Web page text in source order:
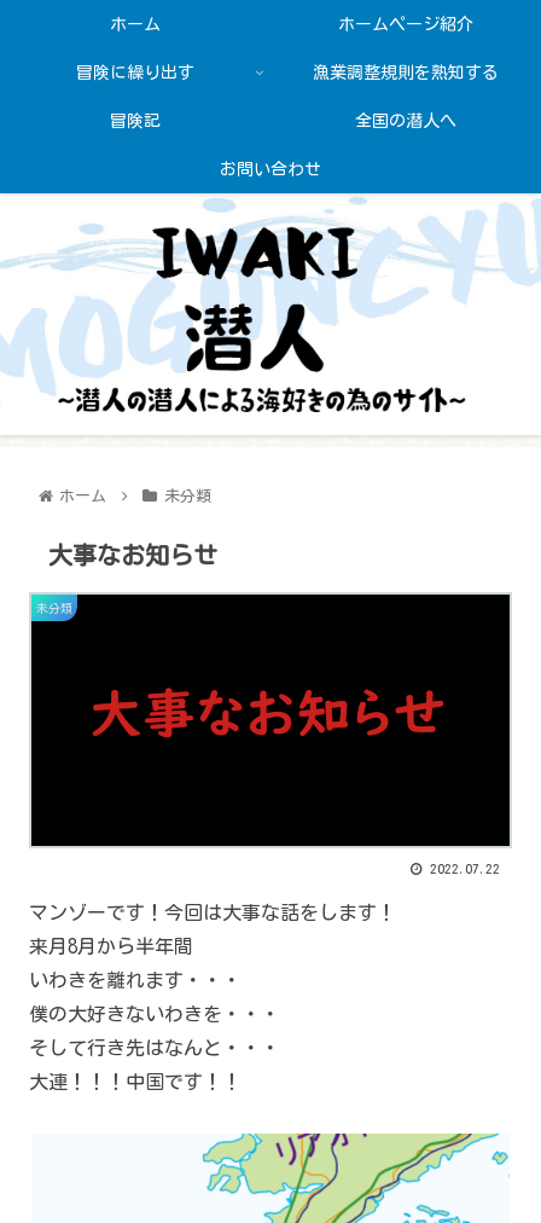
ホーム ホームページ紹介
冒険に繰り出す 漁業調整規則を熟知する
冒険記 全国の潜人へ
お問い合わせ
ホーム 未分類
大事なお知らせ
未分類
2022.07.22
マンゾーです！今回は大事な話をします！
来月8月から半年間
いわきを離れます・・・
僕の大好きないわきを・・・
そして行き先はなんと・・・
大連！！！中国です！！